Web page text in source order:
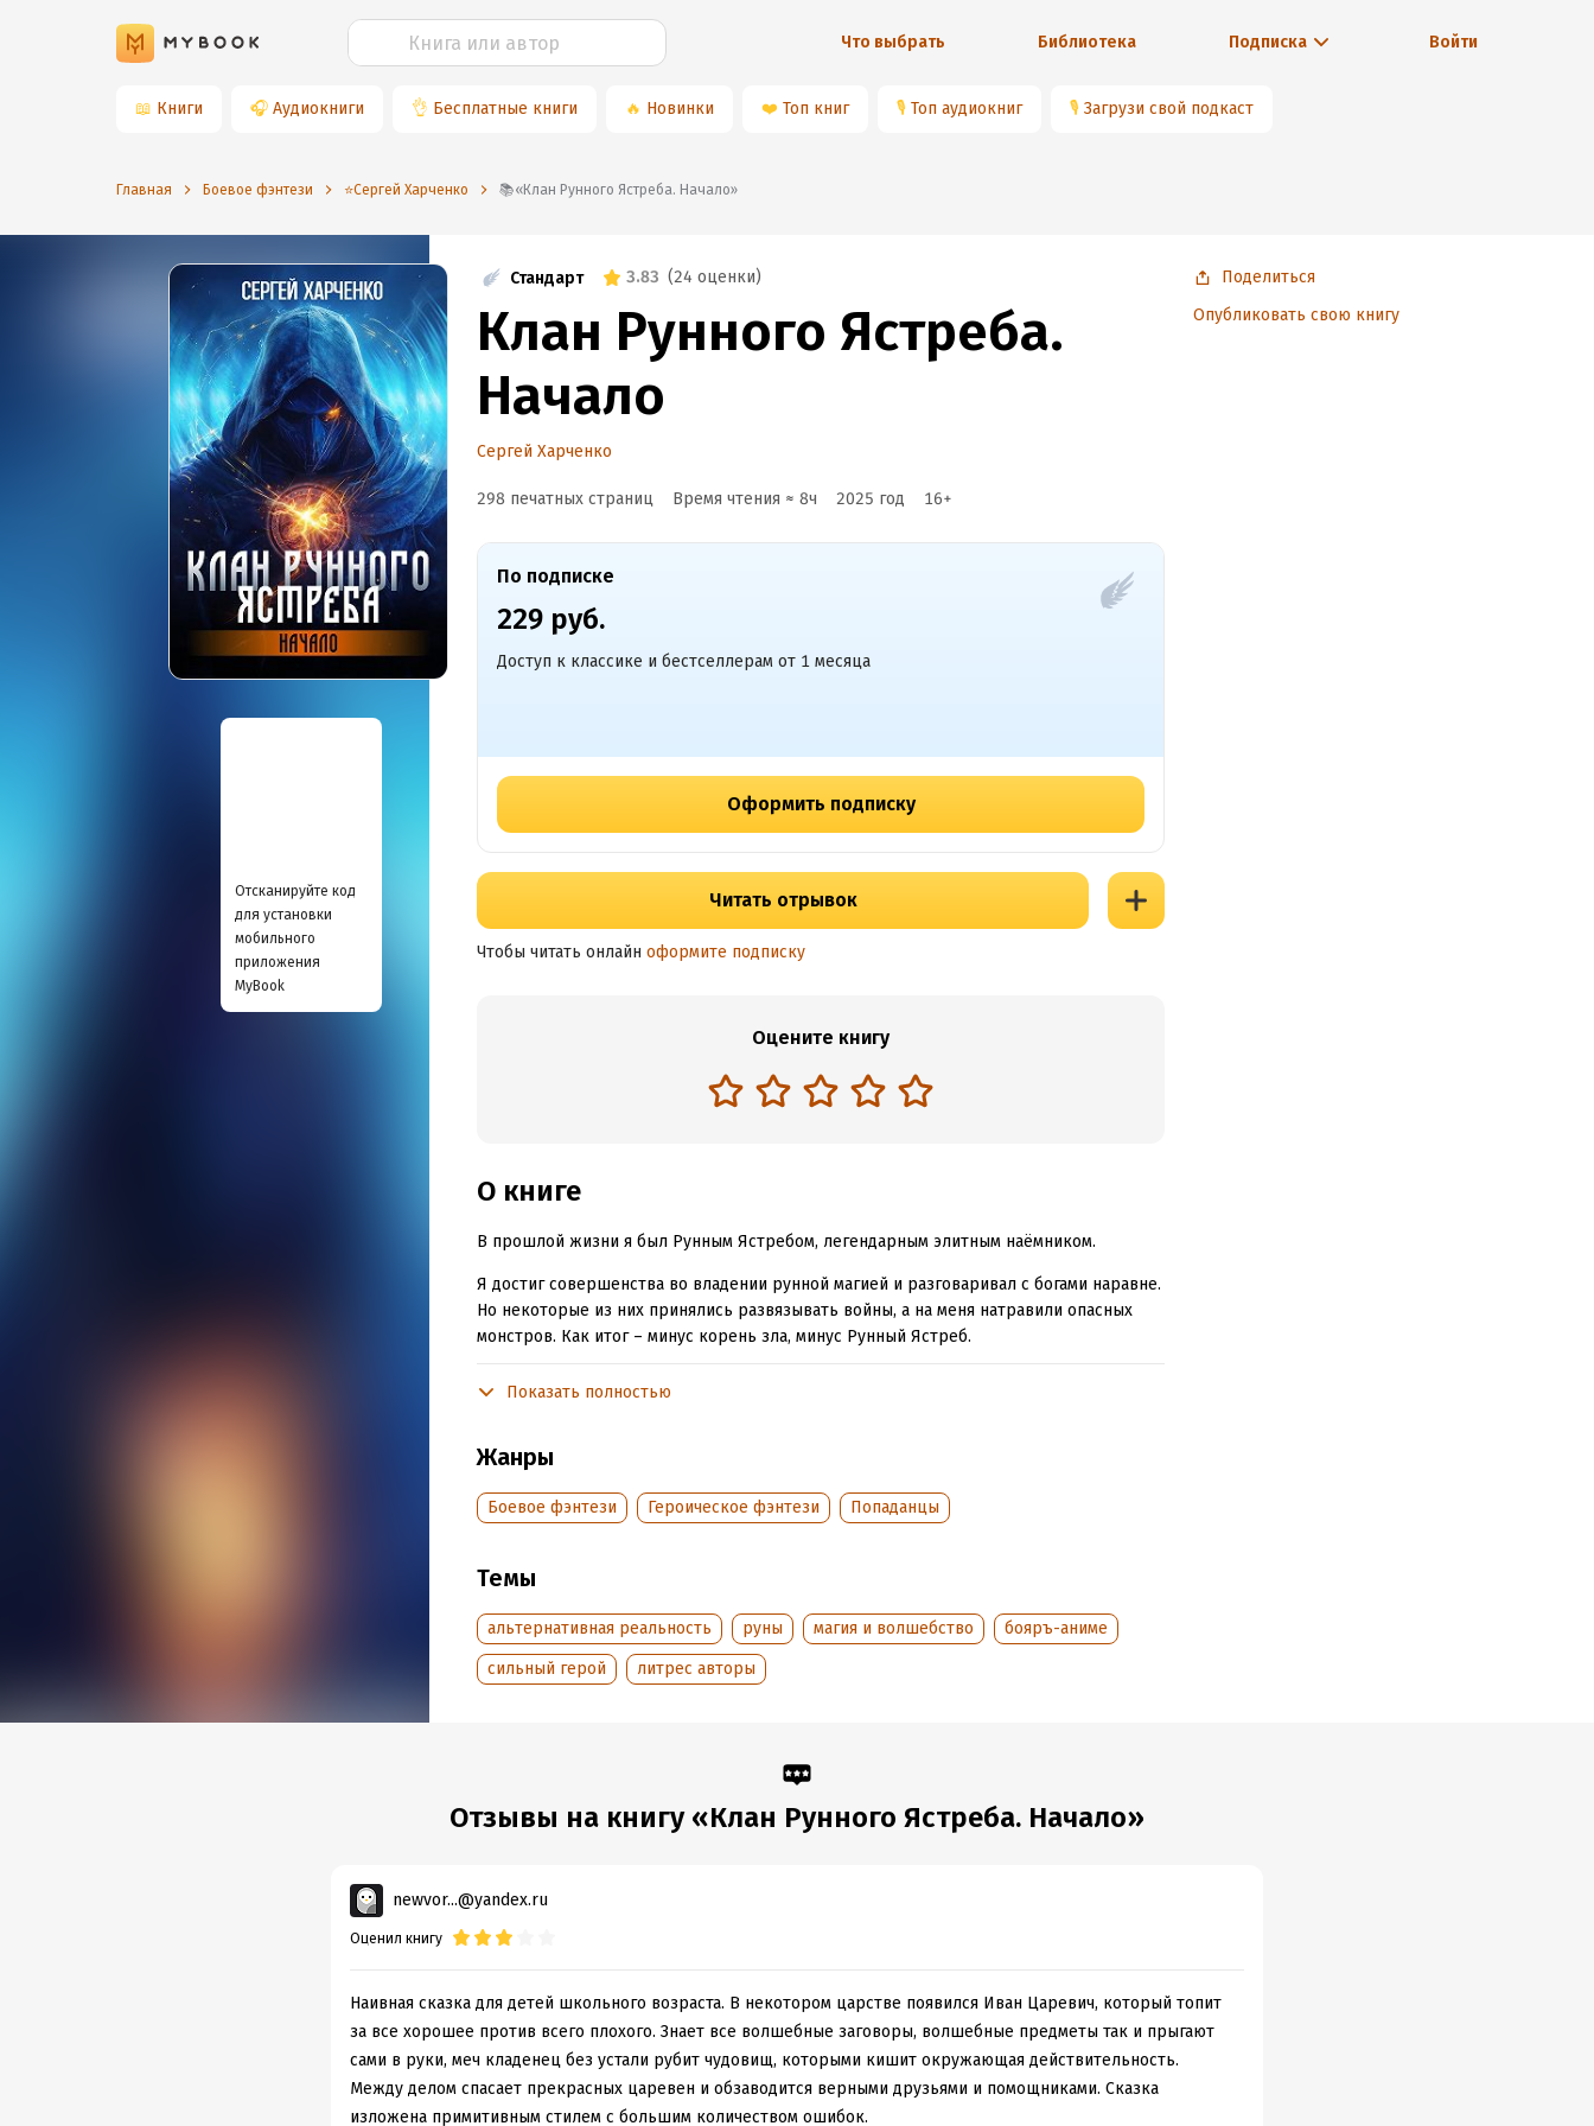
Что выбрать Библиотека Подписка Войти
📖 Книги 🎧 Аудиокниги 👌 Бесплатные книги 🔥 Новинки ❤️ Топ книг 🎙 Топ аудиокниг 🎙 Загрузи свой подкаст
Главная Боевое фэнтези ⭐️Сергей Харченко 📚«Клан Рунного Ястреба. Начало»
Отсканируйте код
для установки
мобильного
приложения
MyBook
Стандарт 3.83 (24 оценки)
Клан Рунного Ястреба.
Начало
Сергей Харченко
298 печатных страниц Время чтения ≈ 8ч 2025 год 16+
По подписке
229 руб.
Доступ к классике и бестселлерам от 1 месяца
Оформить подписку
Читать отрывок
Чтобы читать онлайн оформите подписку
Оцените книгу
О книге
В прошлой жизни я был Рунным Ястребом, легендарным элитным наёмником.
Я достиг совершенства во владении рунной магией и разговаривал с богами наравне.
Но некоторые из них принялись развязывать войны, а на меня натравили опасных
монстров. Как итог – минус корень зла, минус Рунный Ястреб.
Одно радует, руны и здесь работают.
И почему их все считают бесполезными? Стилуса из когтя дракона под рукой нет, увы,
Подробная информация
Дата написания:1 августа 2025
Объем:538007
Показать полностью
Жанры
Боевое фэнтези Героическое фэнтези Попаданцы
Темы
альтернативная реальность руны магия и волшебство
бояръ-аниме
сильный герой
литрес авторы
Поделиться
Опубликовать свою книгу
Отзывы на книгу «Клан Рунного Ястреба. Начало»
newvor...@yandex.ru
Оценил книгу
Наивная сказка для детей школьного возраста. В некотором царстве появился Иван Царевич, который топит
за все хорошее против всего плохого. Знает все волшебные заговоры, волшебные предметы так и прыгают
сами в руки, меч кладенец без устали рубит чудовищ, которыми кишит окружающая действительность.
Между делом спасает прекрасных царевен и обзаводится верными друзьями и помощниками. Сказка
изложена примитивным стилем с большим количеством ошибок.